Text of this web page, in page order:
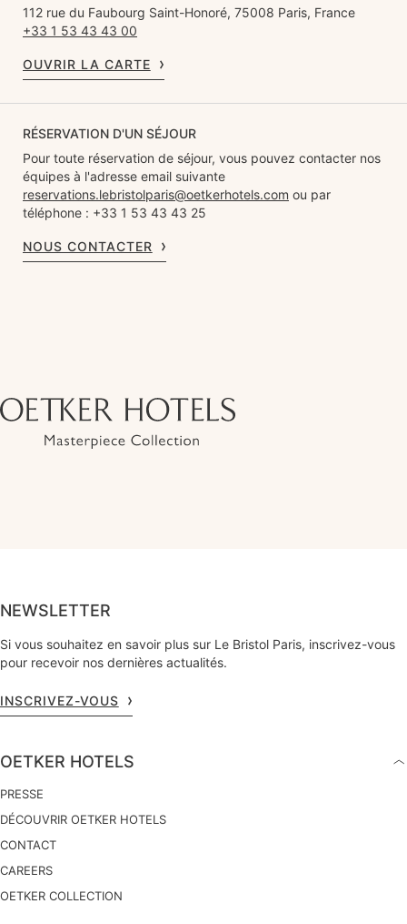
112 rue du Faubourg Saint-Honoré, 75008 Paris, France
+33 1 53 43 43 00
OUVRIR LA CARTE
RÉSERVATION D'UN SÉJOUR
Pour toute réservation de séjour, vous pouvez contacter nos
équipes à l'adresse email suivante
reservations.lebristolparis@oetkerhotels.com ou par
téléphone : +33 1 53 43 43 25
NOUS CONTACTER
NEWSLETTER
Si vous souhaitez en savoir plus sur Le Bristol Paris, inscrivez-vous
pour recevoir nos dernières actualités.
INSCRIVEZ-VOUS
OETKER HOTELS
PRESSE
DÉCOUVRIR OETKER HOTELS
CONTACT
CAREERS
OETKER COLLECTION